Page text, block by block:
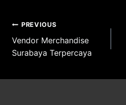
Post
navigation
PREVIOUS
Vendor Merchandise
Surabaya Terpercaya